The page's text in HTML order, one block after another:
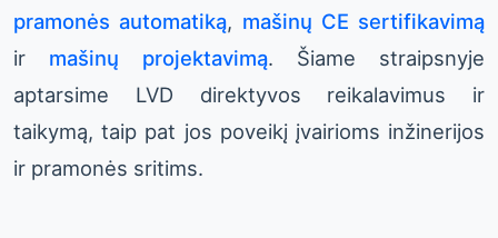
pramonės automatiką, mašinų CE sertifikavimą
ir mašinų projektavimą. Šiame straipsnyje
aptarsime LVD direktyvos reikalavimus ir
taikymą, taip pat jos poveikį įvairioms inžinerijos
ir pramonės sritims.